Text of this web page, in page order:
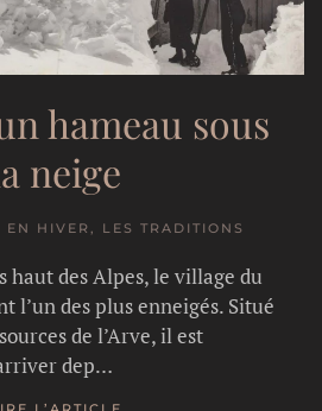
hameau sous
neige
HIVER, LES TRADITIONS
haut des Alpes, le village du
l’un des plus enneigés. Situé
de l’Arve, il est
dep…